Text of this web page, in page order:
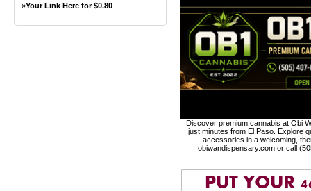
»Your Link Here for $0.80
Discover premium cannabis at Obi
just minutes from El Paso. Explore
accessories in a welcoming,
obiwandispensary.com or call